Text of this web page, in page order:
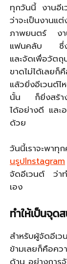
ทุกวันนี้ งานอีเ
ว่าจะเป็นงาน
ภาพยนตร์ งา
แฟนคลับ ซึ่งแ
และจัดเพื่อวัต
ขาดไม่ได้เลย
แล้วยิ่งอีเวนต์ไ
นั้น ก็ยิ่งสร้าง
ได้อย่างดี และ
ด้วย
วันนี้เราจะพาทุ
นรูปInstagram
จัดอีเวนต์ ว่าท
เอง
ทำให้เป็นจุด
สำหรับผู้จัดอี
ข้ามเลยก็คือคว